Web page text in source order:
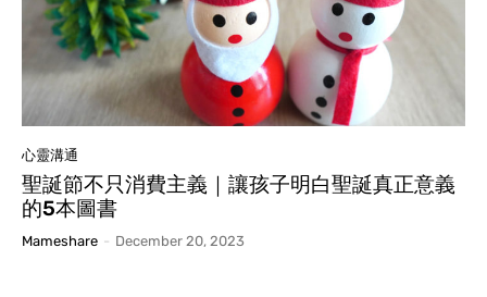
心靈溝通
聖誕節不只消費主義｜讓孩子明白聖誕真正意義
的5本圖書
Mameshare - December 20, 2023